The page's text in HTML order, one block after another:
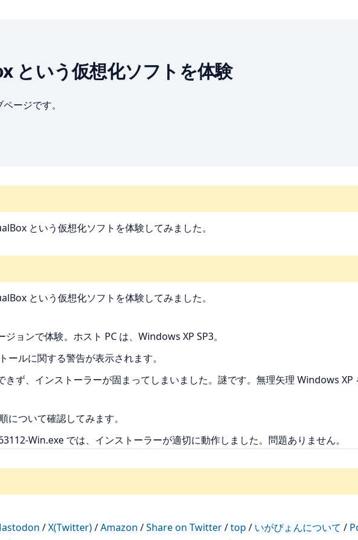
という仮想化ソフトを体験
ージです。
という仮想化ソフトを体験してみました。
という仮想化ソフトを体験してみました。
ョンで体験。ホスト PC は、Windows XP SP3。
ルに関する警告が表示されます。
ず、インストーラーが固まってしまいました。謎です。無理矢理 Windows XP
ついて確認してみます。
Win.exe では、インストーラーが適切に動作しました。問題ありません。
/X(Twitter)/Amazon /Share on Twitter/top / いがぴょんについて /